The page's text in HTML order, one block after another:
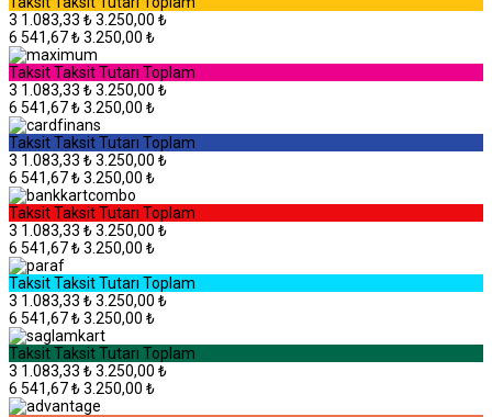
3 1.083,33 ₺3.250,00 ₺
6 541,67 ₺3.250,00 ₺
TaksitTaksit Tutarı Toplam
3 1.083,33 ₺3.250,00 ₺
6 541,67 ₺3.250,00 ₺
TaksitTaksit Tutarı Toplam
3 1.083,33 ₺3.250,00 ₺
6 541,67 ₺3.250,00 ₺
TaksitTaksit Tutarı Toplam
3 1.083,33 ₺3.250,00 ₺
6 541,67 ₺3.250,00 ₺
TaksitTaksit Tutarı Toplam
3 1.083,33 ₺3.250,00 ₺
6 541,67 ₺3.250,00 ₺
TaksitTaksit Tutarı Toplam
3 1.083,33 ₺3.250,00 ₺
6 541,67 ₺3.250,00 ₺